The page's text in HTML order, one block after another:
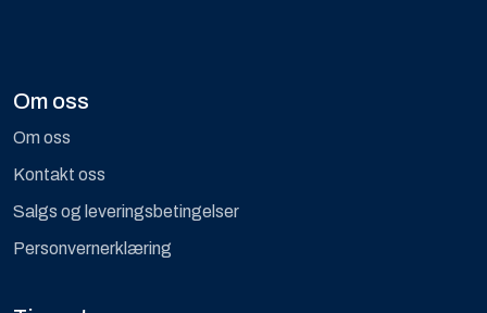
Om oss
Om oss
Kontakt oss
Salgs og leveringsbetingelser
Personvernerklæring